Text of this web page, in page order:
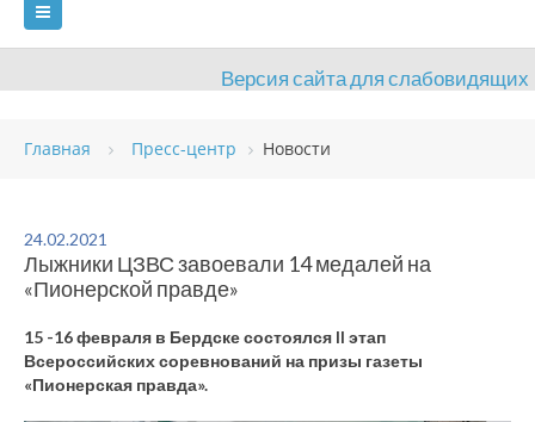
Версия сайта для слабовидящих
ГЛАВНАЯ
ВИДЫ СПОРТА
ОБЪЕКТЫ ДОКУМЕНТЫ
ОЦЕНКА КАЧЕСТВА ОБРАЗОВАНИЯ ВАКАНСИИ
ПЛАТНЫЕ УСЛУГИ
Главная Пресс-центр Новости
24.02.2021
Лыжники ЦЗВС завоевали 14 медалей на
«Пионерской правде»
15 -16 февраля в Бердске состоялся II этап
Всероссийских соревнований на призы газеты
«Пионерская правда».